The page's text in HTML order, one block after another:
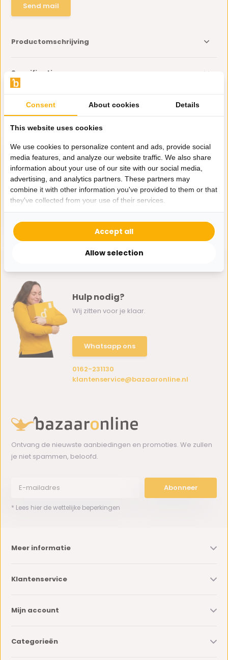
Send mail
Productomschrijving
Specificaties
Delen
Eerder bekeken door jou
Pastamachine,
29,95
Hulp nodig?
Wij zitten voor je klaar.
Whatsapp ons
0162-231130
klantenservice@bazaaronline.nl
Ontvang de nieuwste aanbiedingen en promoties. We zullen
je niet spammen, beloofd.
Abonneer
* Lees hier de wettelijke beperkingen
Meer informatie
Klantenservice
Mijn account
Categorieën
Consent About cookies Details
This website uses cookies
We use cookies to personalize content and ads, provide social
media features, and analyze our website traffic. We also share
information about your use of our site with our social media,
advertising, and analytics partners. These partners may
combine it with other information you've provided to them or that
they've collected from your use of their services.
Allow selection
Accept all